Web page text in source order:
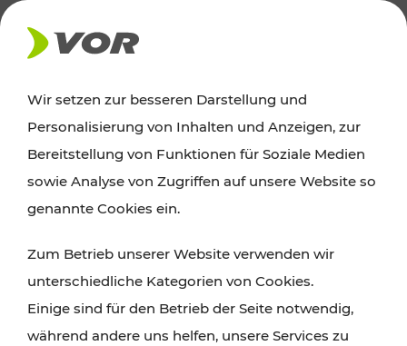
AKTUELLES
News
Alle wichtigen Meldungen zu Fahrplanänderungen,
finden Sie hier im Überblick.
Wir setzen zur besseren Darstellung und
Personalisierung von Inhalten und Anzeigen, zur
Bereitstellung von Funktionen für Soziale Medien
sowie Analyse von Zugriffen auf unsere Website so
genannte Cookies ein.
Zum Betrieb unserer Website verwenden wir
unterschiedliche Kategorien von Cookies.
Einige sind für den Betrieb der Seite notwendig,
während andere uns helfen, unsere Services zu